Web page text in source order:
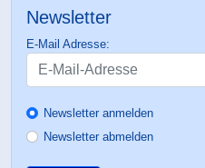
Newsletter
E-Mail Adresse:
Newsletter anmelden
Newsletter abmelden